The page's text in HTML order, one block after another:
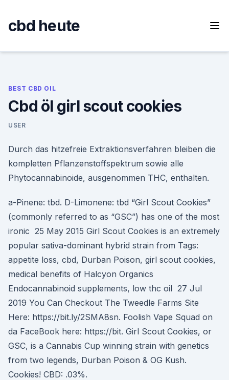
content
cbd heute
BEST CBD OIL
Cbd öl girl scout cookies
USER
Durch das hitzefreie Extraktionsverfahren bleiben die
kompletten Pflanzenstoffspektrum sowie alle
Phytocannabinoide, ausgenommen THC, enthalten.
a-Pinene: tbd. D-Limonene: tbd “Girl Scout Cookies”
(commonly referred to as “GSC”) has one of the most
ironic 25 May 2015 Girl Scout Cookies is an extremely
popular sativa-dominant hybrid strain from Tags:
appetite loss, cbd, Durban Poison, girl scout cookies,
medical benefits of Halcyon Organics
Endocannabinoid supplements, low thc oil 27 Jul
2019 You Can Checkout The Tweedle Farms Site
Here: https://bit.ly/2SMA8sn. Foolish Vape Squad on
da FaceBook here: https://bit. Girl Scout Cookies, or
GSC, is a Cannabis Cup winning strain with genetics
from two legends, Durban Poison & OG Kush.
Cookies! CBD: .03%.